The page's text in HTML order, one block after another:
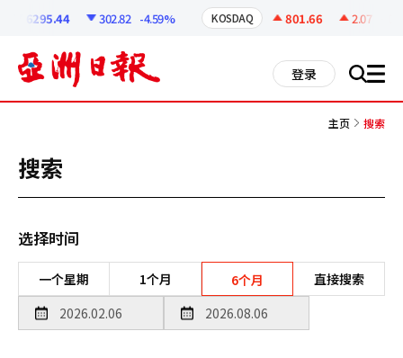
6295.44 302.82 -4.59% KOSDAQ 801.66 2.07
登录 搜 all
主页 搜索
搜索
选择时间
一个星期 1个月 6个月 直接搜索